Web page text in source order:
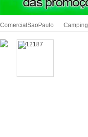
ComercialSaoPaulo Camping